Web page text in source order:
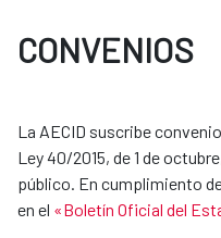
CONVENIOS
La AECID suscribe
Ley 40/2015, de 1 de
público. En cumplimiento
en el «Boletín Oficial del